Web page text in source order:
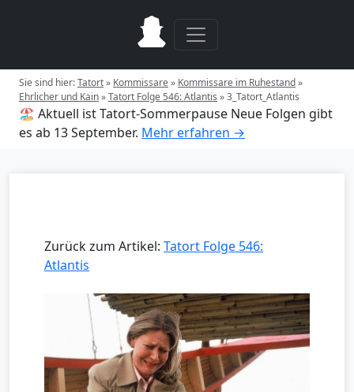
Sie sind hier:Tatort» Kommissare» Kommissare im Ruhestand»
Ehrlicher und Kain»Tatort Folge 546: Atlantis »3_Tatort_Atlantis
🏖️ Aktuell ist Tatort-Sommerpause Neue Folgen gibt
es ab 13 September. Mehr erfahren →
Zurück zum Artikel: Tatort Folge 546:
Atlantis